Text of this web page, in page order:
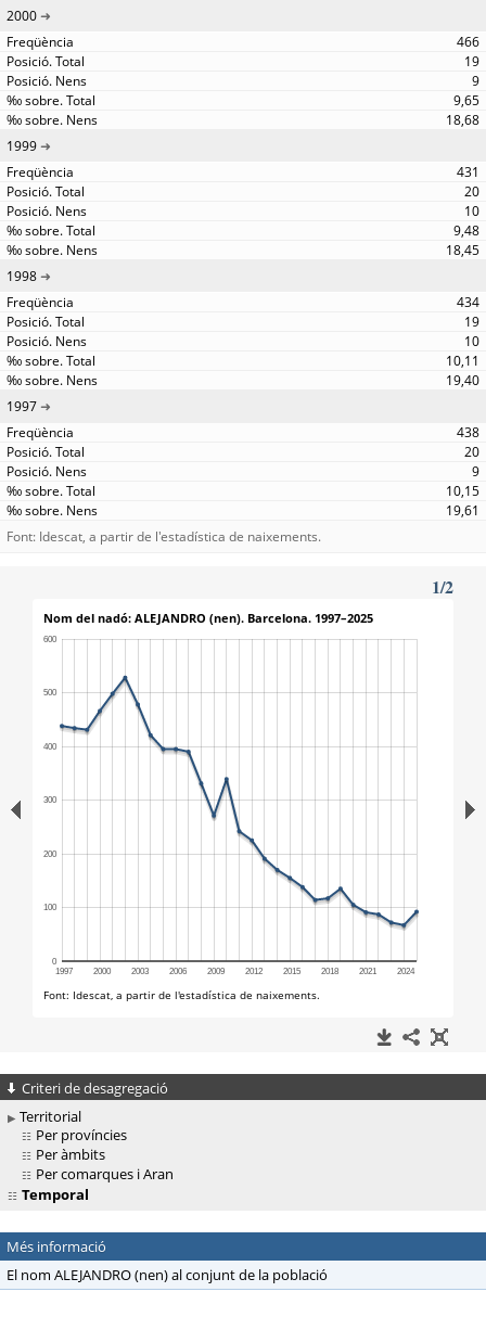
2000
466
19
9
9,65
18,68
1999
431
20
10
9,48
18,45
1998
434
19
10
10,11
19,40
1997
438
20
9
10,15
19,61
Font: Idescat, a partir de l'estadística de naixements.
Criteri de desagregació
Territorial
Per províncies
Per àmbits
Per comarques i Aran
Temporal
Més informació
El nom ALEJANDRO (nen) al conjunt de la població